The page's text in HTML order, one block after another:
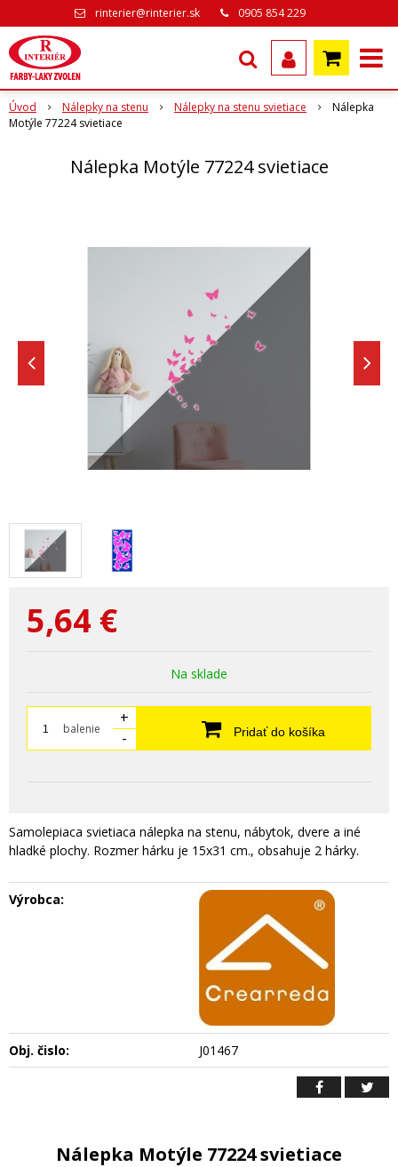
rinterier@rinterier.sk 0905 854 229
Úvod Nálepky na stenu Nálepky na stenu svietiace
Nálepka
Motýle 77224 svietiace
Nálepka Motýle 77224 svietiace
5,64 €
Na sklade
balenie
+
-
Pridať do košíka
Samolepiaca svietiaca nálepka na stenu, nábytok, dvere a iné
hladké plochy. Rozmer hárku je 15x31 cm., obsahuje 2 hárky.
Výrobca:
Obj. čislo: J01467
Nálepka Motýle 77224 svietiace